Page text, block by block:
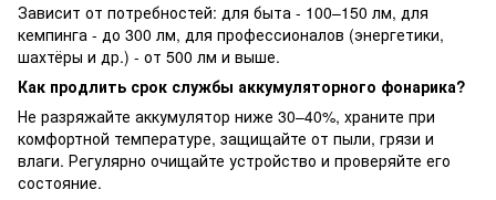
Зависит от потребностей: для быта - 100–150 лм, для
кемпинга - до 300 лм, для профессионалов (энергетики,
шахтёры и др.) - от 500 лм и выше.
Как продлить срок службы аккумуляторного фонарика?
Не разряжайте аккумулятор ниже 30–40%, храните при
комфортной температуре, защищайте от пыли, грязи и
влаги. Регулярно очищайте устройство и проверяйте его
состояние.